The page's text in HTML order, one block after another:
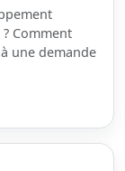
Comment
une demande